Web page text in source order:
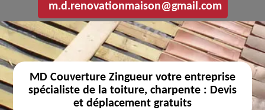
m.d.renovationmaison@gmail.com
MD Couverture Zingueur votre entreprise
spécialiste de la toiture, charpente : Devis
et déplacement gratuits